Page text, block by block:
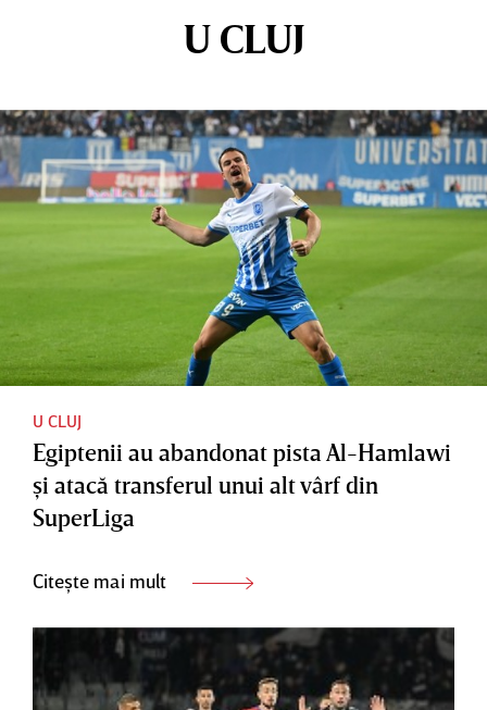
U CLUJ
U CLUJ
Egiptenii au abandonat pista Al-Hamlawi
şi atacă transferul unui alt vârf din
SuperLiga
Citește mai mult